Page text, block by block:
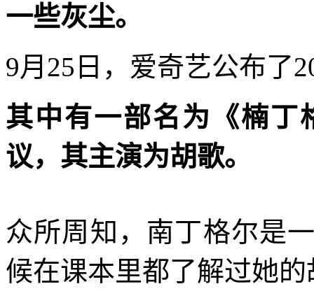
一些灰尘。
9月25日，爱奇艺公布了
其中有一部名为《楠丁
议，其主演为胡歌。
众所周知，南丁格尔是
候在课本里都了解过她的